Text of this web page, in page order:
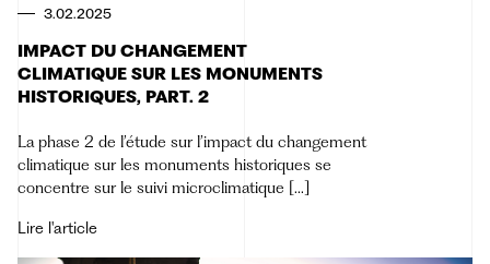
3.02.2025
IMPACT DU CHANGEMENT
CLIMATIQUE SUR LES MONUMENTS
HISTORIQUES, PART. 2
La phase 2 de l’étude sur l’impact du changement
climatique sur les monuments historiques se
concentre sur le suivi microclimatique [...]
Lire l'article